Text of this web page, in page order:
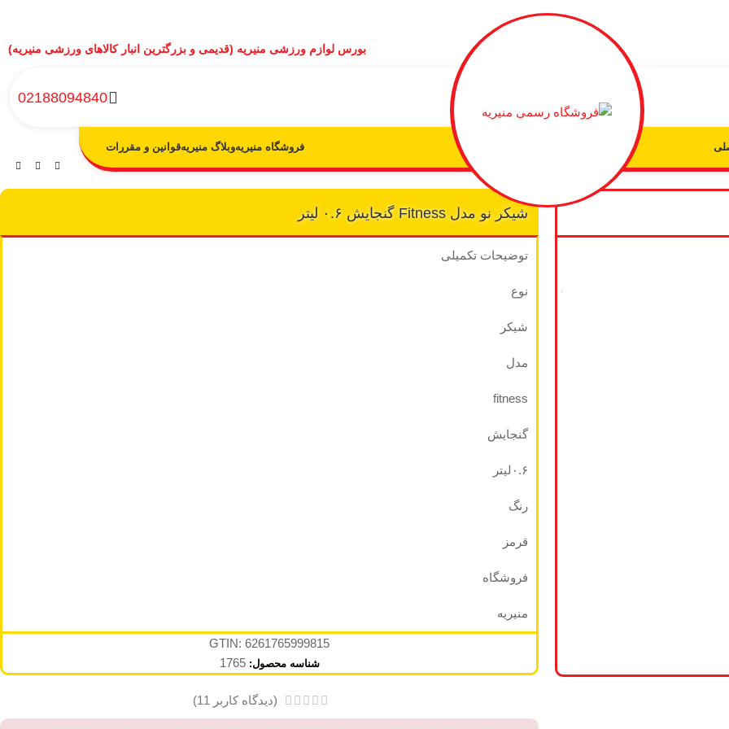
بورس لوازم ورزشی منیریه (قدیمی و بزرگترین انبار کالاهای ورزشی منیریه)
02188094840
فروشگاه منیریهوبلاگ منیریهقوانین و مقررات
از طریق
محصول
فروش شد
زمانیکه
منتشر شد
ثبت
شیکر نو مدل Fitness گنجایش ۰.۶ لیتر
توضیحات تکمیلی
نوع
شیکر
مدل
fitness
گنجایش
۰.۶لیتر
رنگ
قرمز
فروشگاه
منیریه
GTIN: 6261765999815
شناسه محصول:1765
(دیدگاه کاربر 11
)